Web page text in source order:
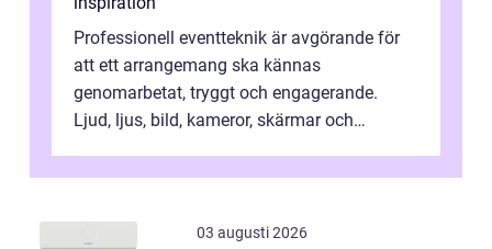
Professionell eventteknik är avgörande för
att ett arrangemang ska kännas
genomarbetat, tryggt och engagerande.
Ljud, ljus, bild, kameror, skärmar och
03 augusti 2026